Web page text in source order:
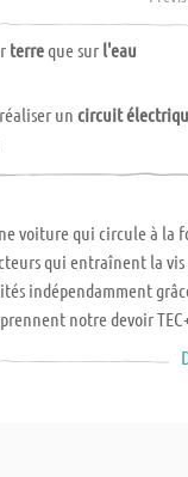
terreque sur l'eau
uncircuit
voiture qui circule à la
qui entraînent la vis
indépendamment
notre devoir
le
meulage, travail du